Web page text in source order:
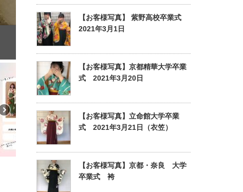
【お客様写真】 紫野高校卒業式
2021年3月1日
【お客様写真】京都精華大学卒業
式 2021年3月20日
【お客様写真】立命館大学卒業
式 2021年3月21日（衣笠）
【お客様写真】京都・奈良 大学
卒業式 袴